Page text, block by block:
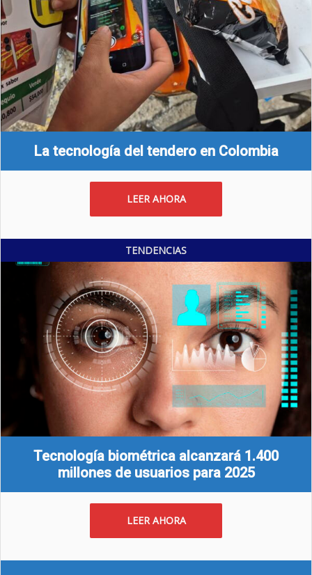
La tecnología del tendero en Colombia
LEER AHORA
TENDENCIAS
Tecnología biométrica alcanzará 1.400
millones de usuarios para 2025
LEER AHORA